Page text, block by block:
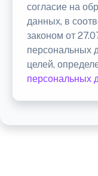
согласие на
данных, в
законом от
персональных
целей,
персональных